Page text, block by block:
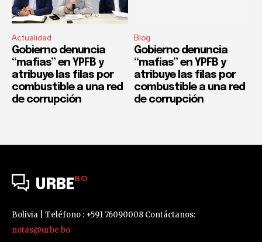
Actualidad
Gobierno denuncia
“mafias” en YPFB y
atribuye las filas por
combustible a una red
de corrupción
Blog
Gobierno denuncia
“mafias” en YPFB y
atribuye las filas por
combustible a una red
de corrupción
URBEBO
Bolivia | Teléfono : +591 76090008 Contáctanos:
notas@urbe.bo